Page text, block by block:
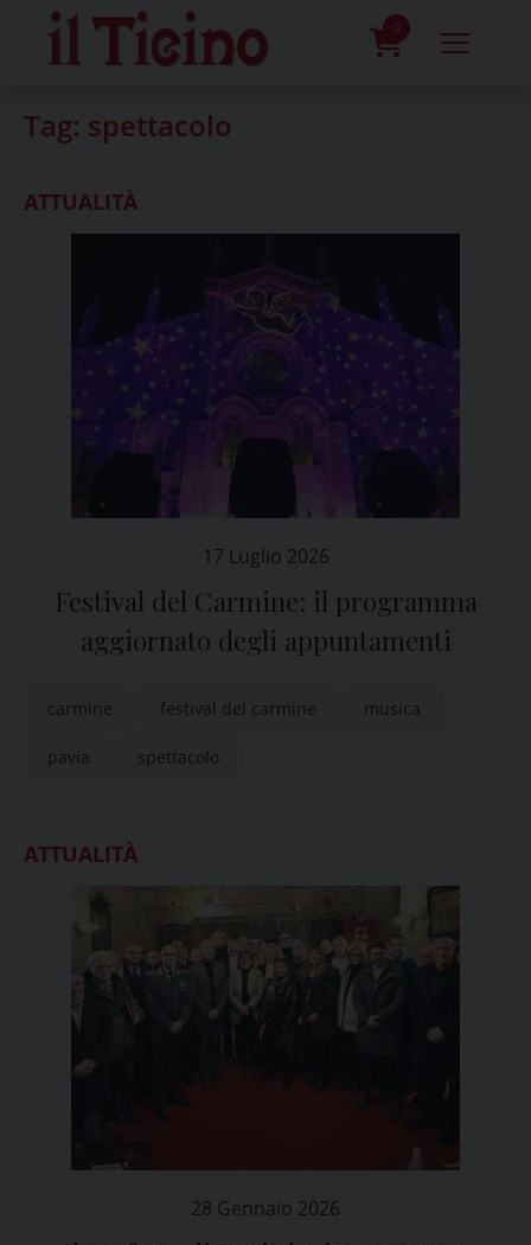
content
0
Tag: spettacolo
ATTUALITÀ
17 Luglio 2026
Festival del Carmine: il programma
aggiornato degli appuntamenti
carmine festival del carmine musica
pavia spettacolo
ATTUALITÀ
28 Gennaio 2026